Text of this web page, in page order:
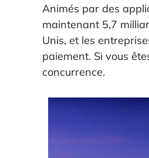
Animés par des
maintenant 5,7
Unis, et les
paiement. Si vous
concurrence.